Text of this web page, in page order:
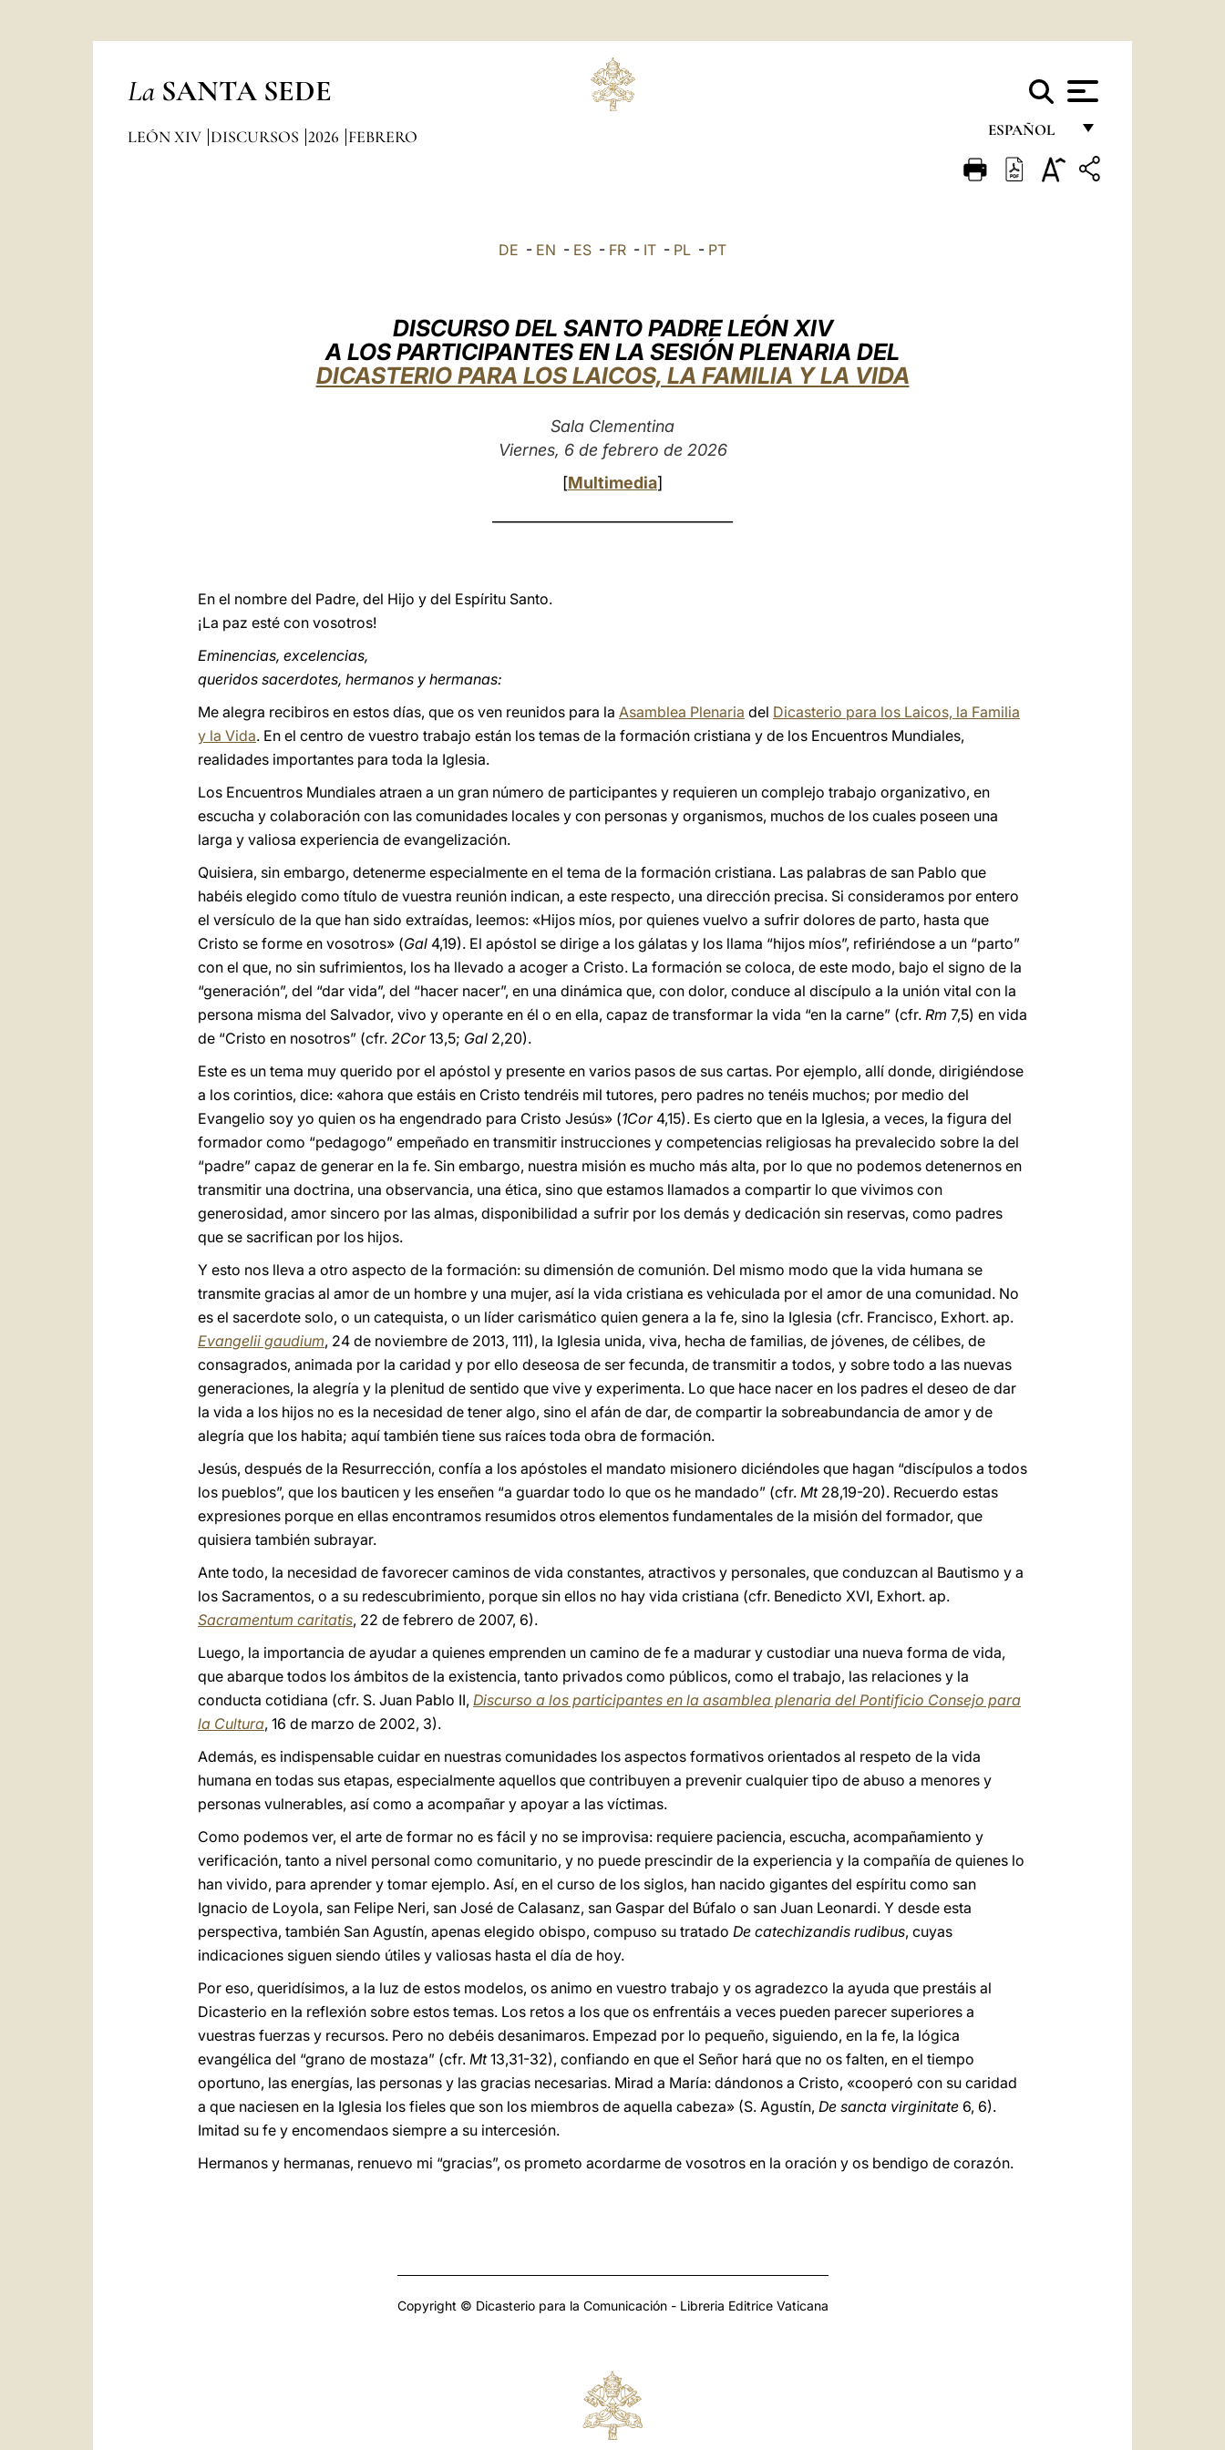
La SANTA SEDE
ESPAÑOL
FRANÇAIS
LEÓN XIV DISCURSOS 2026 FEBRERO
DE - EN - ES - FR - IT - PL - PT
DISCURSO DEL SANTO PADRE LEÓN XIV
A LOS PARTICIPANTES EN LA SESIÓN PLENARIA DEL
DICASTERIO PARA LOS LAICOS, LA FAMILIA Y LA VIDA
Sala Clementina
Viernes, 6 de febrero de 2026
[Multimedia]
En el nombre del Padre, del Hijo y del Espíritu Santo.
¡La paz esté con vosotros!
Eminencias, excelencias,
queridos sacerdotes, hermanos y hermanas:
Me alegra recibiros en estos días, que os ven reunidos para la Asamblea Plenaria del Dicasterio para los Laicos, la Familia
y la Vida. En el centro de vuestro trabajo están los temas de la formación cristiana y de los Encuentros Mundiales,
realidades importantes para toda la Iglesia.
Los Encuentros Mundiales atraen a un gran número de participantes y requieren un complejo trabajo organizativo, en
escucha y colaboración con las comunidades locales y con personas y organismos, muchos de los cuales poseen una
larga y valiosa experiencia de evangelización.
Quisiera, sin embargo, detenerme especialmente en el tema de la formación cristiana. Las palabras de san Pablo que
habéis elegido como título de vuestra reunión indican, a este respecto, una dirección precisa. Si consideramos por entero
el versículo de la que han sido extraídas, leemos: «Hijos míos, por quienes vuelvo a sufrir dolores de parto, hasta que
Cristo se forme en vosotros» (Gal 4,19). El apóstol se dirige a los gálatas y los llama “hijos míos”, refiriéndose a un “parto”
con el que, no sin sufrimientos, los ha llevado a acoger a Cristo. La formación se coloca, de este modo, bajo el signo de la
“generación”, del “dar vida”, del “hacer nacer”, en una dinámica que, con dolor, conduce al discípulo a la unión vital con la
persona misma del Salvador, vivo y operante en él o en ella, capaz de transformar la vida “en la carne” (cfr. Rm 7,5) en vida
de “Cristo en nosotros” (cfr. 2Cor13,5; Gal 2,20).
Este es un tema muy querido por el apóstol y presente en varios pasos de sus cartas. Por ejemplo, allí donde, dirigiéndose
a los corintios, dice: «ahora que estáis en Cristo tendréis mil tutores, pero padres no tenéis muchos; por medio del
Evangelio soy yo quien os ha engendrado para Cristo Jesús» (1Cor4,15). Es cierto que en la Iglesia, a veces, la figura del
formador como “pedagogo” empeñado en transmitir instrucciones y competencias religiosas ha prevalecido sobre la del
“padre” capaz de generar en la fe. Sin embargo, nuestra misión es mucho más alta, por lo que no podemos detenernos en
transmitir una doctrina, una observancia, una ética, sino que estamos llamados a compartir lo que vivimos con
generosidad, amor sincero por las almas, disponibilidad a sufrir por los demás y dedicación sin reservas, como padres
que se sacrifican por los hijos.
Y esto nos lleva a otro aspecto de la formación: su dimensión de comunión. Del mismo modo que la vida humana se
transmite gracias al amor de un hombre y una mujer, así la vida cristiana es vehiculada por el amor de una comunidad. No
es el sacerdote solo, o un catequista, o un líder carismático quien genera a la fe, sino la Iglesia (cfr. Francisco, Exhort. ap.
Evangelii gaudium, 24 de noviembre de 2013, 111), la Iglesia unida, viva, hecha de familias, de jóvenes, de célibes, de
consagrados, animada por la caridad y por ello deseosa de ser fecunda, de transmitir a todos, y sobre todo a las nuevas
generaciones, la alegría y la plenitud de sentido que vive y experimenta. Lo que hace nacer en los padres el deseo de dar
la vida a los hijos no es la necesidad de tener algo, sino el afán de dar, de compartir la sobreabundancia de amor y de
alegría que los habita; aquí también tiene sus raíces toda obra de formación.
Jesús, después de la Resurrección, confía a los apóstoles el mandato misionero diciéndoles que hagan “discípulos a todos
los pueblos”, que los bauticen y les enseñen “a guardar todo lo que os he mandado” (cfr. Mt28,19-20). Recuerdo estas
expresiones porque en ellas encontramos resumidos otros elementos fundamentales de la misión del formador, que
quisiera también subrayar.
Ante todo, la necesidad de favorecer caminos de vida constantes, atractivos y personales, que conduzcan al Bautismo y a
los Sacramentos, o a su redescubrimiento, porque sin ellos no hay vida cristiana (cfr. Benedicto XVI, Exhort. ap.
Sacramentum caritatis, 22 de febrero de 2007, 6).
Luego, la importancia de ayudar a quienes emprenden un camino de fe a madurar y custodiar una nueva forma de vida,
que abarque todos los ámbitos de la existencia, tanto privados como públicos, como el trabajo, las relaciones y la
conducta cotidiana (cfr. S. Juan Pablo II, Discurso a los participantes en la asamblea plenaria del Pontificio Consejo para
la Cultura, 16 de marzo de 2002, 3).
Además, es indispensable cuidar en nuestras comunidades los aspectos formativos orientados al respeto de la vida
humana en todas sus etapas, especialmente aquellos que contribuyen a prevenir cualquier tipo de abuso a menores y
personas vulnerables, así como a acompañar y apoyar a las víctimas.
Como podemos ver, el arte de formar no es fácil y no se improvisa: requiere paciencia, escucha, acompañamiento y
verificación, tanto a nivel personal como comunitario, y no puede prescindir de la experiencia y la compañía de quienes lo
han vivido, para aprender y tomar ejemplo. Así, en el curso de los siglos, han nacido gigantes del espíritu como san
Ignacio de Loyola, san Felipe Neri, san José de Calasanz, san Gaspar del Búfalo o san Juan Leonardi. Y desde esta
perspectiva, también San Agustín, apenas elegido obispo, compuso su tratado De catechizandis rudibus, cuyas
indicaciones siguen siendo útiles y valiosas hasta el día de hoy.
Por eso, queridísimos, a la luz de estos modelos, os animo en vuestro trabajo y os agradezco la ayuda que prestáis al
Dicasterio en la reflexión sobre estos temas. Los retos a los que os enfrentáis a veces pueden parecer superiores a
vuestras fuerzas y recursos. Pero no debéis desanimaros. Empezad por lo pequeño, siguiendo, en la fe, la lógica
evangélica del “grano de mostaza” (cfr. Mt13,31-32), confiando en que el Señor hará que no os falten, en el tiempo
oportuno, las energías, las personas y las gracias necesarias. Mirad a María: dándonos a Cristo, «cooperó con su caridad
a que naciesen en la Iglesia los fieles que son los miembros de aquella cabeza» (S. Agustín, De sancta virginitate 6, 6).
Imitad su fe y encomendaos siempre a su intercesión.
Hermanos y hermanas, renuevo mi “gracias”, os prometo acordarme de vosotros en la oración y os bendigo de corazón.
Copyright © Dicasterio para la Comunicación - Libreria Editrice Vaticana